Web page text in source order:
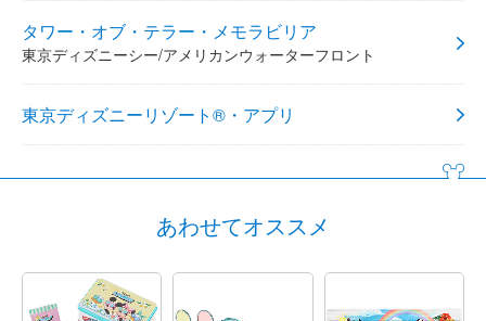
タワー・オブ・テラー・メモラビリア
東京ディズニーシー/アメリカンウォーターフロント
東京ディズニーリゾート®・アプリ
あわせてオススメ